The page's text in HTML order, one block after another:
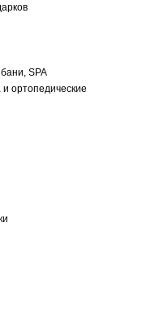
SPA
ортопедические